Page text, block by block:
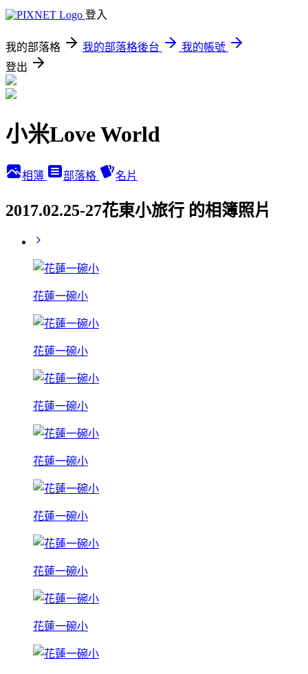
登入
我的部落格 我的部落格後台
我的帳號
登出
小米Love World
相簿 部落格 名片
2017.02.25-27花東小旅行 的相簿照片
花蓮一碗小
花蓮一碗小
花蓮一碗小
花蓮一碗小
花蓮一碗小
花蓮一碗小
花蓮一碗小